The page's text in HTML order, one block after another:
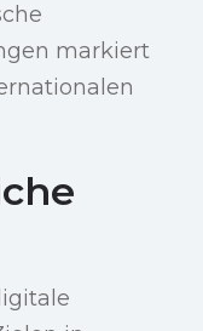
markiert